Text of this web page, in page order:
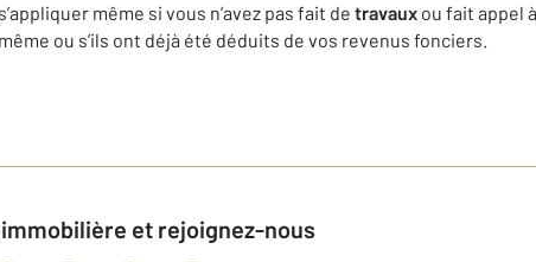
même si vous n’avez pas fait de travaux ou fait appel à
ou s’ils ont déjà été déduits de vos revenus fonciers.
immobilière et rejoignez-nous